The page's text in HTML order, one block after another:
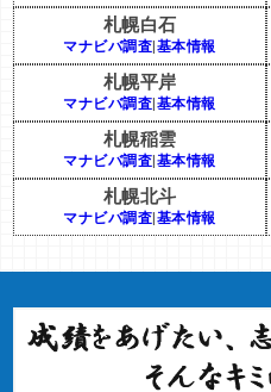
札幌白石
マナビバ調査 基本情報
札幌平岸
マナビバ調査 基本情報
札幌稲雲
マナビバ調査 基本情報
札幌北斗
マナビバ調査 基本情報